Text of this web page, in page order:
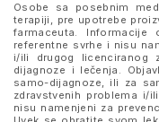
Osobe sa posebnim
terapiji, pre upotrebe
farmaceuta.
referentne svrhe i nisu
i/ili drugog licenciranog
dijagnoze i lečenja.
samo-dijagnoze, ili za
zdravstvenih problema
nisu namenjeni za